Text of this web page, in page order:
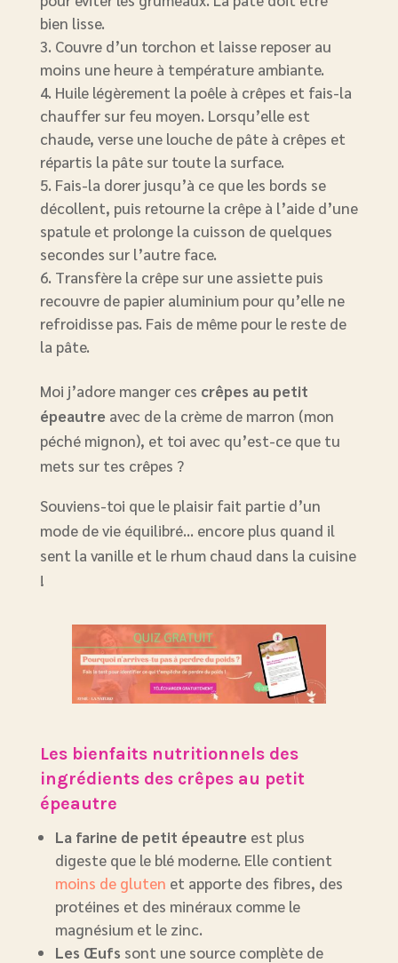
bien lisse.
Couvre d’un torchon et laisse reposer au
moins une heure à température ambiante.
Huile légèrement la poêle à crêpes et fais-la
chauffer sur feu moyen. Lorsqu’elle est
chaude, verse une louche de pâte à crêpes et
répartis la pâte sur toute la surface.
Fais-la dorer jusqu’à ce que les bords se
décollent, puis retourne la crêpe à l’aide d’une
spatule et prolonge la cuisson de quelques
secondes sur l’autre face.
Transfère la crêpe sur une assiette puis
recouvre de papier aluminium pour qu’elle ne
refroidisse pas. Fais de même pour le reste de
la pâte.
Moi j’adore manger ces crêpes au petit
épeautre avec de la crème de marron (mon
péché mignon), et toi avec qu’est-ce que tu
mets sur tes crêpes ?
Souviens-toi que le plaisir fait partie d’un
mode de vie équilibré… encore plus quand il
sent la vanille et le rhum chaud dans la cuisine
!
Les bienfaits nutritionnels des
ingrédientsdes crêpes au petit
épeautre
La farine de petit épeautre est plus
digeste que le blé moderne. Elle contient
moins de gluten et apporte des fibres, des
protéines et des minéraux comme le
magnésium et le zinc.
Les Œufs sont une source complète de